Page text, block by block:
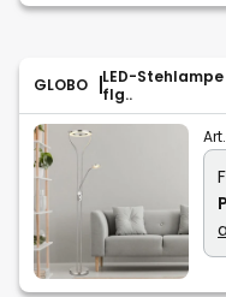
GLOBO
LED-
flg..